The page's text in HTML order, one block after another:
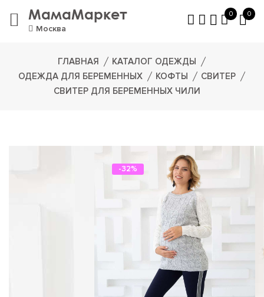
МамаМаркет
Москва
0 0
ГЛАВНАЯ
КАТАЛОГ ОДЕЖДЫ
ОДЕЖДА ДЛЯ БЕРЕМЕННЫХ
КОФТЫ
СВИТЕР
СВИТЕР ДЛЯ БЕРЕМЕННЫХ ЧИЛИ
-32%